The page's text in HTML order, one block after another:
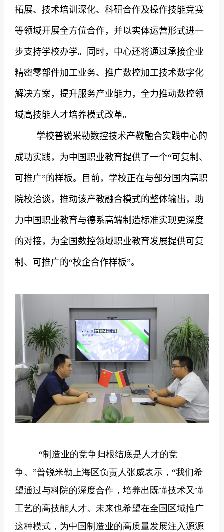
拓展、技术培训深化、科研合作及操作技能竞赛
等领域开展全方位合作，并以实体运营形式进一
步支持学校办学。同时，中心还将通过承接企业
精密零部件加工业务、推广数控加工技术数字化
解决方案，提升服务产业能力，全力推动数控领
域高技能人才培养模式改革。
学校普锐米勒数控技术产教融合实践中心的
成功实践，为中国职业教育提供了一个“可复制、
可推广”的样板。目前，学校正在与部分国内高职
院校洽谈，推动该产教融合模式的整体输出，助
力中国职业教育与德系高端制造标准实现更深度
的对接，为全国数控领域职业教育发展提供可复
制、可推广的“校企合作样板”。
“制造业的竞争归根结底是人才的竞
争。”普锐米勒上海区负责人张威表示，“我们希
望通过与科院的深度合作，培养出既懂技术又懂
工艺的高技能人才。未来也希望在全国区域推广
这种模式，为中国制造业的高质量发展注入源源